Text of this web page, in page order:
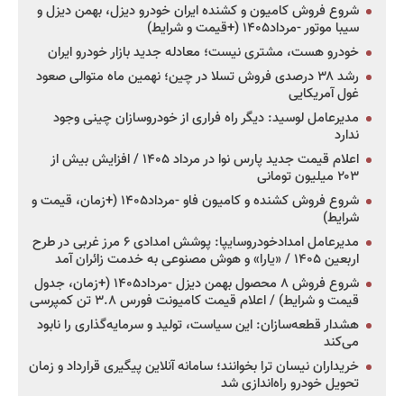
شروع فروش کامیون و کشنده ایران خودرو دیزل، بهمن دیزل و
سیبا موتور -مرداد۱۴۰۵ (+قیمت و شرایط)
خودرو هست، مشتری نیست؛ معادله جدید بازار خودرو ایران
رشد ۳۸ درصدی فروش تسلا در چین؛ نهمین ماه متوالی صعود
غول آمریکایی
مدیرعامل لوسید: دیگر راه فراری از خودروسازان چینی وجود
ندارد
اعلام قیمت جدید پارس نوا در مرداد ۱۴۰۵ / افزایش بیش از
۲۰۳ میلیون تومانی
شروع فروش کشنده و کامیون فاو -مرداد۱۴۰۵ (+زمان، قیمت و
شرایط)
مدیرعامل امدادخودروسایپا: پوشش امدادی ۶ مرز غربی در طرح
اربعین ۱۴۰۵ / «یارا» و هوش مصنوعی به خدمت زائران آمد
شروع فروش ۸ محصول بهمن دیزل -مرداد۱۴۰۵ (+زمان، جدول
قیمت و شرایط) / اعلام قیمت کامیونت فورس ۳.۸ تن کمپرسی
هشدار قطعه‌سازان: این سیاست، تولید و سرمایه‌گذاری را نابود
می‌کند
خریداران نیسان ترا بخوانند؛ سامانه آنلاین پیگیری قرارداد و زمان
تحویل خودرو راه‌اندازی شد